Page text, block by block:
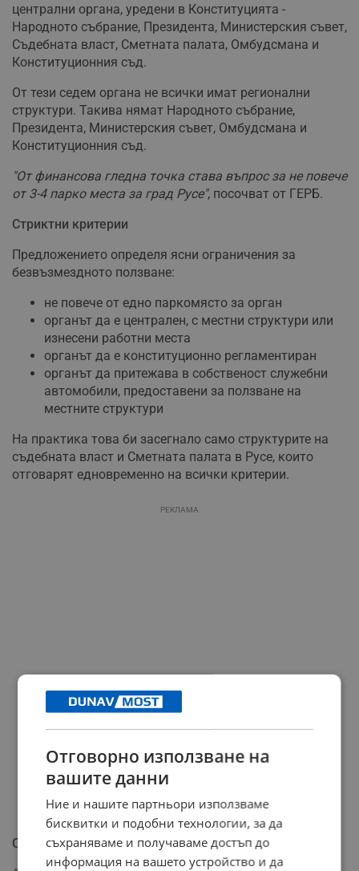
централни органа, уредени в Конституцията -
Народното събрание, Президента, Министерския съвет,
Съдебната власт, Сметната палата, Омбудсмана и
Конституционния съд.
От тези седем органа не всички имат регионални
структури. Такива нямат Народното събрание,
Президента, Министерския съвет, Омбудсмана и
Конституционния съд.
"От финансова гледна точка става въпрос за не повече
от 3-4 парко места за град Русе", посочват от ГЕРБ.
Стриктни критерии
Предложението определя ясни ограничения за
безвъзмездното ползване:
не повече от едно паркомясто за орган
органът да е централен, с местни структури или
изнесени работни места
органът да е конституционно регламентиран
органът да притежава в собственост служебни
автомобили, предоставени за ползване на
местните структури
На практика това би засегнало само структурите на
съдебната власт и Сметната палата в Русе, които
отговарят едновременно на всички критерии.
РЕКЛАМА
Счетоводно решение
Отговорно използване на
вашите данни
Ние и нашите партньори използваме
бисквитки и подобни технологии, за да
съхраняваме и получаваме достъп до
информация на вашето устройство и да